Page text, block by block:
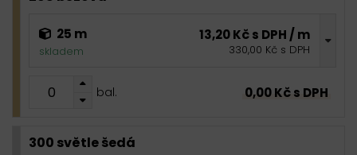
25 m
skladem
13,20 Kč s DPH / m
330,00 Kč s DPH
bal. 0,00 Kč s DPH
300 světle šedá